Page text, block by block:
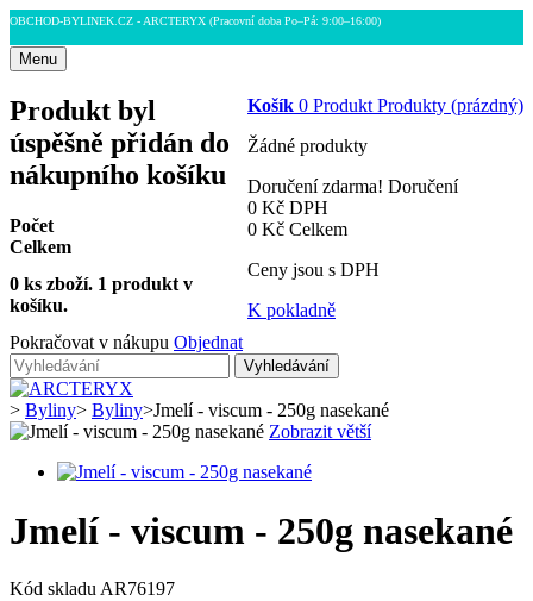
OBCHOD-BYLINEK.CZ - ARCTERYX (Pracovní doba Po–Pá: 9:00–16:00)
Menu
Košík 0 Produkt Produkty (prázdný)
Žádné produkty
Doručení zdarma! Doručení
0 Kč DPH
0 Kč Celkem
Ceny jsou s DPH
K pokladně
Produkt byl
úspěšně přidán do
nákupního košíku
Počet
Celkem
0 ks zboží. 1 produkt v
košíku.
Pokračovat v nákupu Objednat
Vyhledávání
> Byliny> Byliny>Jmelí - viscum - 250g nasekané
Zobrazit větší
Jmelí - viscum - 250g nasekané
Kód skladu AR76197